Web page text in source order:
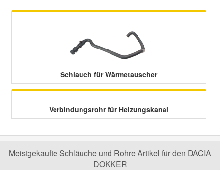
Schlauch für Wärmetauscher
Verbindungsrohr für Heizungskanal
Meistgekaufte Schläuche und Rohre Artikel für den DACIA
DOKKER
Mini Ersatzteile
Mitsubishi Ersatzteile
Seat Ersatzteile